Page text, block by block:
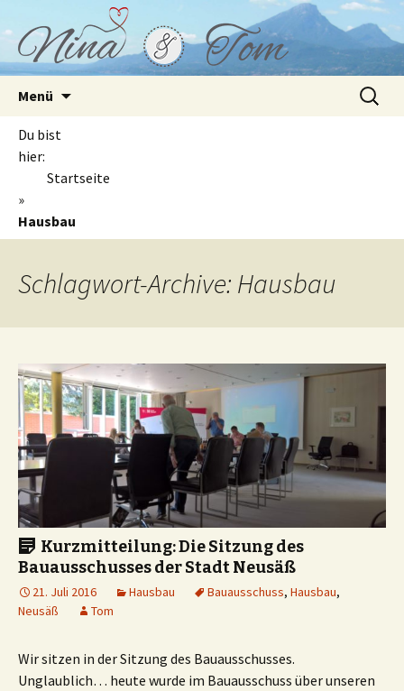
Menü
Suchen
nach:
Du bist
hier:
Startseite
»
Hausbau
Schlagwort-Archive: Hausbau
Kurzmitteilung: Die Sitzung des
Bauausschusses der Stadt Neusäß
21. Juli 2016 Hausbau Bauausschuss, Hausbau,
Neusäß
Tom
Wir sitzen in der Sitzung des Bauausschusses.
Unglaublich… heute wurde im Bauausschuss über unseren